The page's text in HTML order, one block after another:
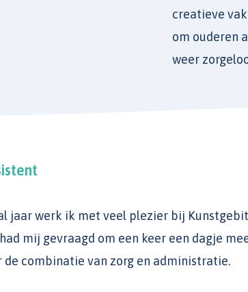
creatieve
om ouderen
weer
jaar werk ik met veel plezier bij
mij gevraagd om een keer een dagje
de combinatie van zorg en administratie.